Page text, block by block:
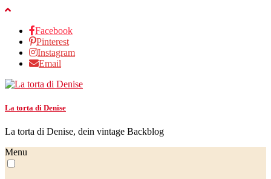
Facebook
Pinterest
Instagram
Email
La torta di Denise
La torta di Denise, dein vintage Backblog
Menu